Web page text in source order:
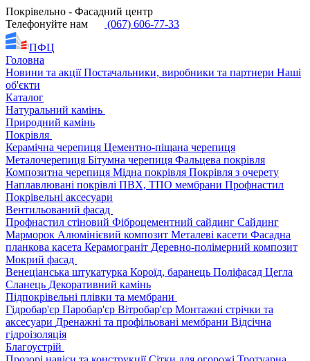
Покрівельно - Фасадний центр
Телефонуйте нам
(067) 606-77-33
ПФЦ
Головна
Новини та акціїПостачальники, виробники та партнери Наші
об'єкти
Каталог
Натуральний камінь
Природний камінь
Покрівля
Керамічна черепиця Цементно-піщана черепиця
Металочерепиця Бітумна черепиця Фальцева покрівля
Композитна черепиця Мідна покрівля Покрівля з очерету
Наплавлювані покрівлі ПВХ, ТПО мембрани Профнастил
Покрівельні аксесуари
Вентильований фасад
Профнастил стіновий Фіброцементний сайдинг Сайдинг
Марморок Алюмінієвий композит Металеві касети Фасадна
планкова касета Керамограніт Деревно-полімерний композит
Мокрий фасад
Венеціанська штукатурка Короїд, баранець Поліфасад Цегла
Сланець Декоративний камінь
Підпокрівельні плівки та мембрани
Гідробар'єр Паробар'єр Вітробар'єр Монтажні стрічки та
аксесуари Дренажні та профільовані мембрани Відсічна
гідроізоляція
Благоустрій